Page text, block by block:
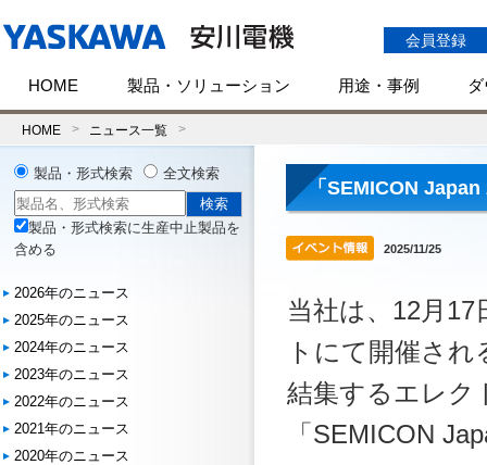
会員登録
HOME 製品・ソリューション 用途・事例
HOME ニュース一覧
「SEMICON Japan
2025/11/25
当社は、12月
トにて開催さ
結集するエレク
「SEMICON
製品・形式検索 全文検索
製品・形式検索に生産中止製品を
含める
2026年のニュース
2025年のニュース
2024年のニュース
2023年のニュース
2022年のニュース
2021年のニュース
2020年のニュース